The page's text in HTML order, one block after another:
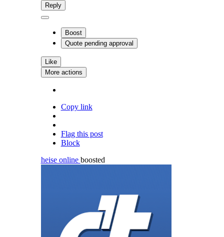
Reply
Boost
Quote pending approval
Like
More actions
Copy link
Flag this post
Block
heise online boosted